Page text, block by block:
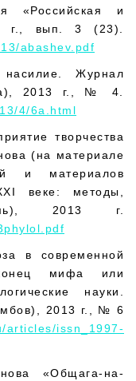
«Российская и
г., вып. 3 (23).
abashev.pdf
Журнал
2013 г., № 4.
4/6a.html
творчества
(на материале
и материалов
веке: методы,
2013 г.
в современной
конец мифа или
науки.
2013 г., № 6
articles/issn_1997-
«Общага-на-